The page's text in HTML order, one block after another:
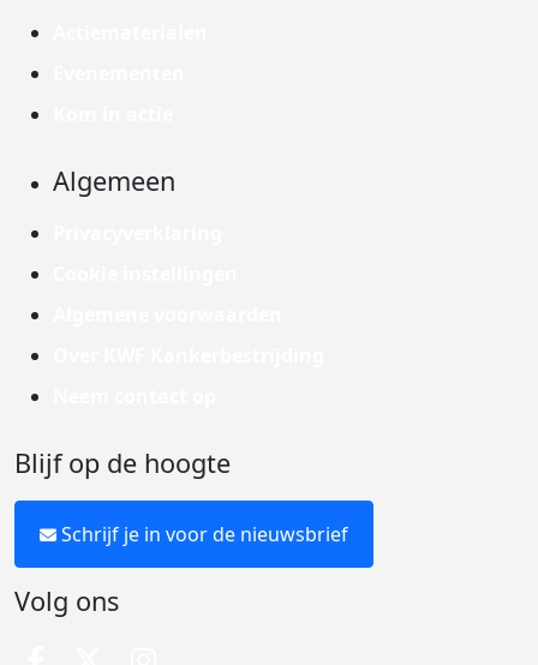
Algemeen
Blijf op de hoogte
Schrijf je in voor de nieuwsbrief
Volg ons